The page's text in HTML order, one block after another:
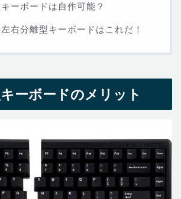
ーボードは自作可能？
右分離型キーボードはこれだ！
ーボードのメリット